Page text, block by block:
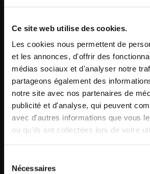
Ce site web utilise des cookies.
Les cookies nous permettent de
et les annonces, d'offrir des
médias sociaux et d'analyser notre
partageons également des
notre site avec nos partenaires de
publicité et d'analyse, qui peuvent
avec d'autres informations que vous
ou qu'ils ont collectées lors de votre
Nécessaires